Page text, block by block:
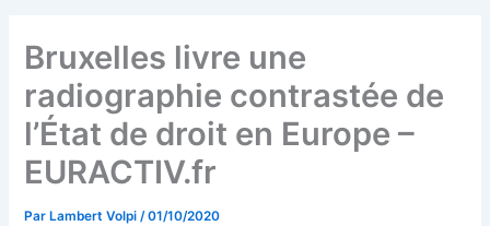
Bruxelles livre une
radiographie contrastée de
l’État de droit en Europe –
EURACTIV.fr
Par Lambert Volpi/01/10/2020